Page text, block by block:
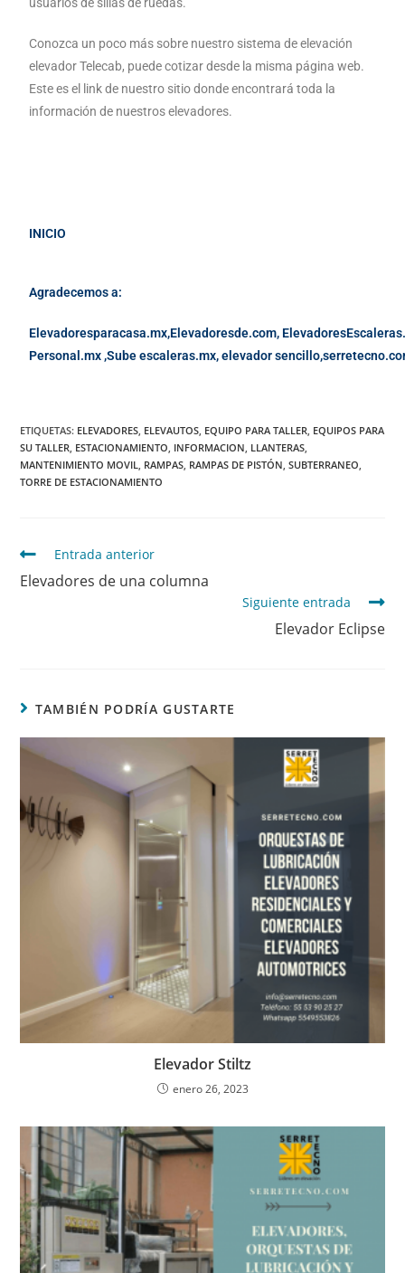
usuarios de sillas de ruedas.
Conozca un poco más sobre nuestro sistema de elevación
elevador Telecab, puede cotizar desde la misma página web.
Este es el link de nuestro sitio donde encontrará toda la
información de nuestros elevadores.
INICIO
Agradecemos a:
Elevadoresparacasa.mx,Elevadoresde.com,
Personal.mx ,Sube escaleras.mx,elevador sencillo,
ETIQUETAS: ELEVADORES, ELEVAUTOS, EQUIPO PARA TALLER, EQUIPOS PARA
SU TALLER, ESTACIONAMIENTO, INFORMACION, LLANTERAS,
MANTENIMIENTO MOVIL, RAMPAS, RAMPAS DE PISTÓN, SUBTERRANEO,
TORRE DE ESTACIONAMIENTO
Entrada anterior
Elevadores de una columna
Siguiente entrada
Elevador Eclipse
TAMBIÉN PODRÍA GUSTARTE
Elevador Stiltz
enero 26, 2023